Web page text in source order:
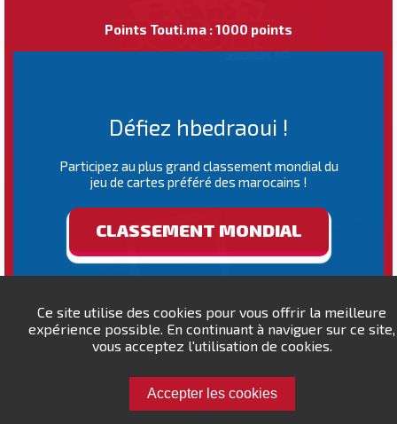
Ce site utilise des cookies pour vous offrir la meilleure
expérience possible. En continuant à naviguer sur ce site,
vous acceptez l'utilisation de cookies.
Accepter les cookies
Points Touti.ma : 1000 points
Défiez hbedraoui !
Participez au plus grand classement mondial du
jeu de cartes préféré des marocains !
CLASSEMENT MONDIAL